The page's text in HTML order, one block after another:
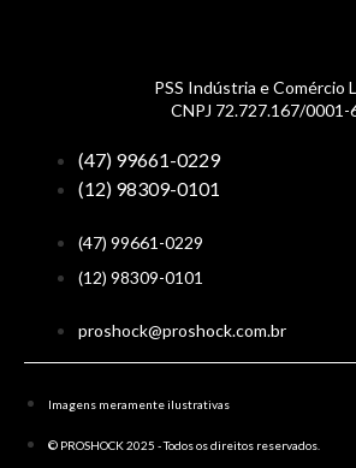
PSS Indústria e Comércio
CNPJ 72.727.167/0001-
(47) 99661-0229
(12) 98309-0101
(47) 99661-0229
(12) 98309-0101
proshock@proshock.com.br
Imagens meramente ilustrativas
© PROSHOCK 2025 - Todos os direitos reservados.